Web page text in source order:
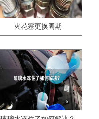
火花塞更换周期